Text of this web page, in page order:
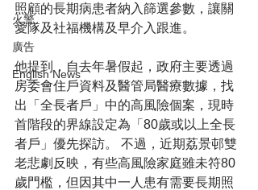
火警
廣告
English News
照顧的長期病患者納入篩選參數，讓關
愛隊及社福機構及早介入跟進。
他提到，自去年暑假起，政府主要透過
房委會住戶資料及醫管局醫療數據，找
出「全長者戶」中的高風險個案，現時
首階段的界線設定為「80歲或以上全長
者戶」優先探訪。 不過，近期荔景邨雙
老悲劇反映，有些高風險家庭雖未符80
歲門檻，但因其中一人患有需要長期照